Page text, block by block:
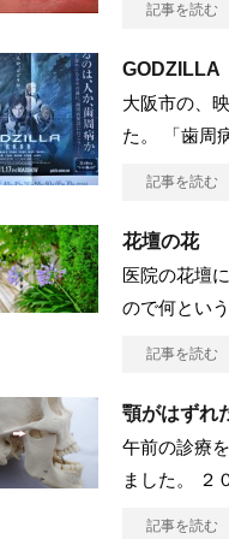
記事を読む
GODZILLA
大阪市の、
た。 「歯周
記事を読む
花壇の花
医院の花壇
ので何とい
記事を読む
顎がはずれ
午前の診療
ました。 ２
記事を読む